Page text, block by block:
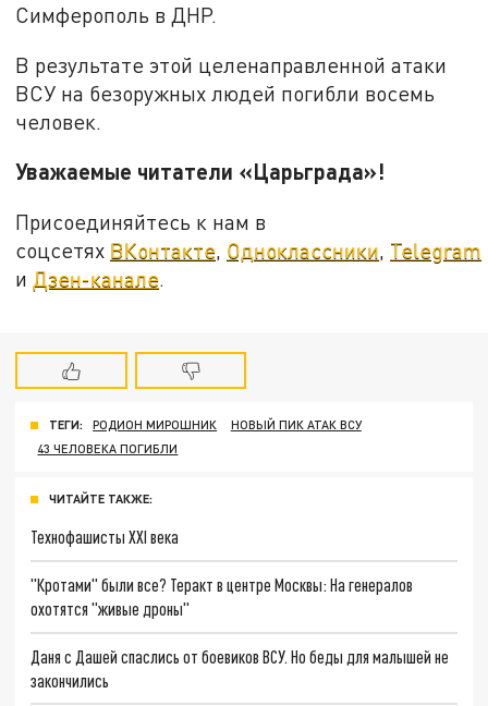
Симферополь в ДНР.
В результате этой целенаправленной атаки
ВСУ на безоружных людей погибли восемь
человек.
Уважаемые читатели «Царьграда»!
Присоединяйтесь к нам в
соцсетях ВКонтакте, Одноклассники, Telegram
и Дзен-канале.
ТЕГИ: РОДИОН МИРОШНИК
НОВЫЙ ПИК АТАК ВСУ
43 ЧЕЛОВЕКА ПОГИБЛИ
ЧИТАЙТЕ ТАКЖЕ:
Технофашисты XXI века
"Кротами" были все? Теракт в центре Москвы: На генералов
охотятся "живые дроны"
Даня с Дашей спаслись от боевиков ВСУ. Но беды для малышей не
закончились